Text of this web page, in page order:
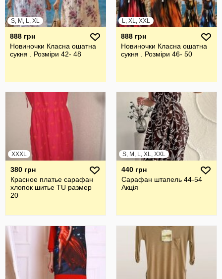
S, M, L, XL
888 грн
Новиночки Класна ошатна
сукня . Розміри 42- 48
L, XL, XXL
888 грн
Новиночки Класна ошатна
сукня . Розміри 46- 50
XXXL
380 грн
Красное платье сарафан
хлопок шитье TU размер
20
S, M, L, XL, XXL
440 грн
Сарафан штапель 44-54
Акція